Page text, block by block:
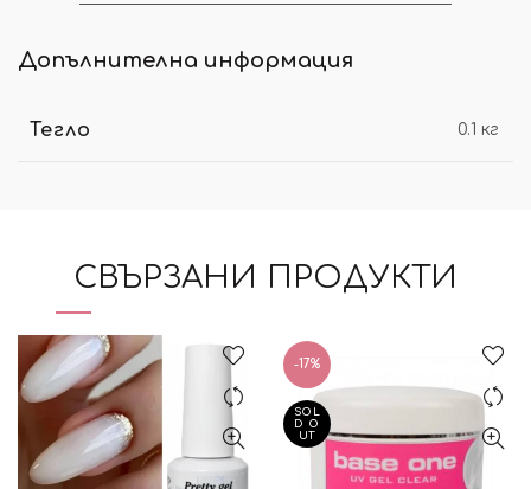
Допълнителна информация
Тегло 0.1 кг
СВЪРЗАНИ ПРОДУКТИ
-17%
SOL
D O
UT